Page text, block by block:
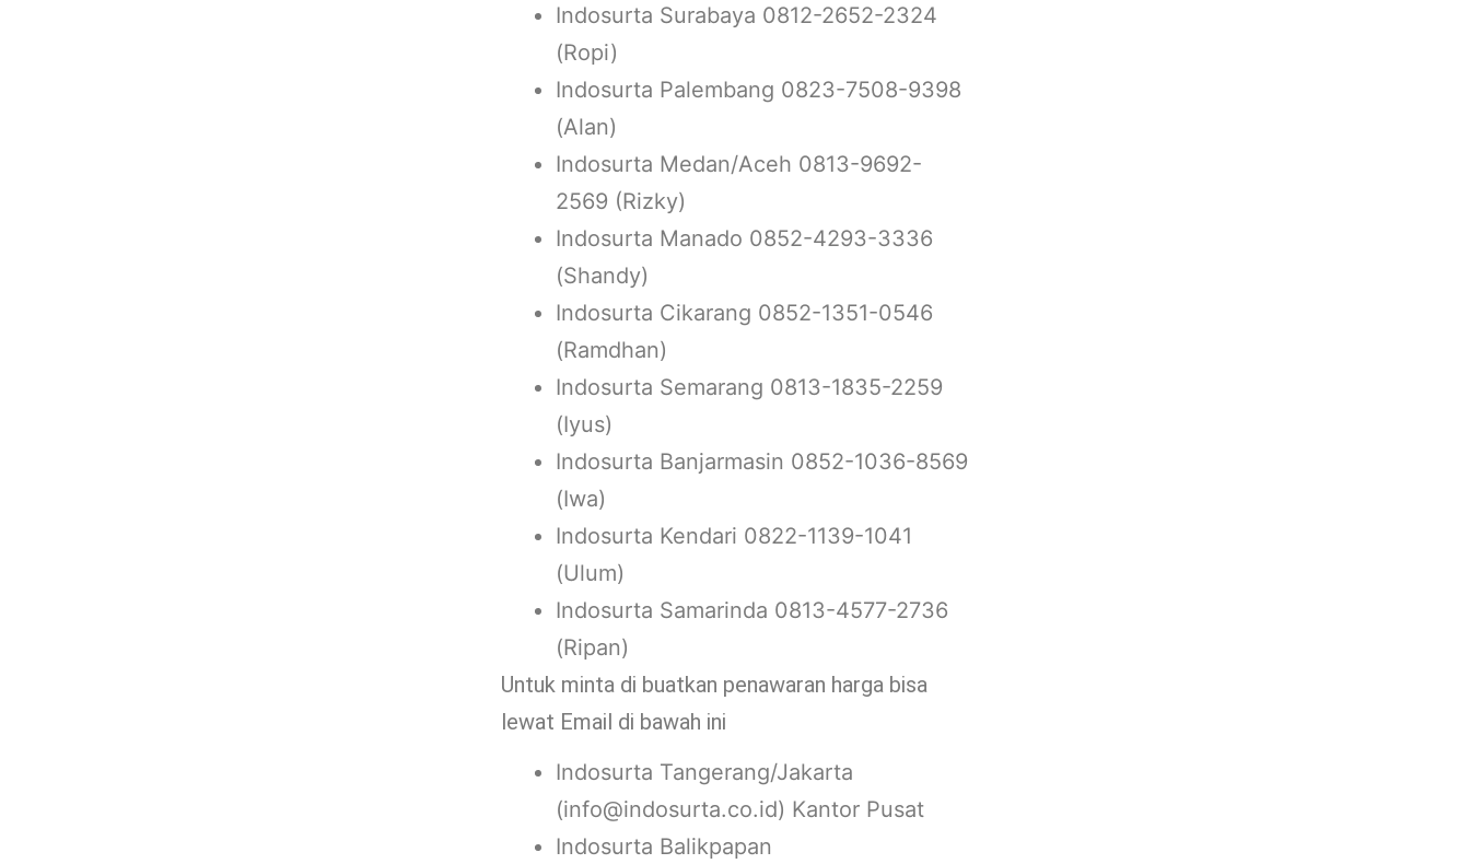
Indosurta Surabaya 0812-2652-2324
(Ropi)
Indosurta Palembang 0823-7508-9398
(Alan)
Indosurta Medan/Aceh 0813-9692-
2569 (Rizky)
Indosurta Manado 0852-4293-3336
(Shandy)
Indosurta Cikarang 0852-1351-0546
(Ramdhan)
Indosurta Semarang 0813-1835-2259
(Iyus)
Indosurta Banjarmasin 0852-1036-8569
(Iwa)
Indosurta Kendari 0822-1139-1041
(Ulum)
Indosurta Samarinda 0813-4577-2736
(Ripan)
Untuk minta di buatkan penawaran harga bisa
lewat Email di bawah ini
Indosurta Tangerang/Jakarta
(info@indosurta.co.id) Kantor Pusat
Indosurta Balikpapan